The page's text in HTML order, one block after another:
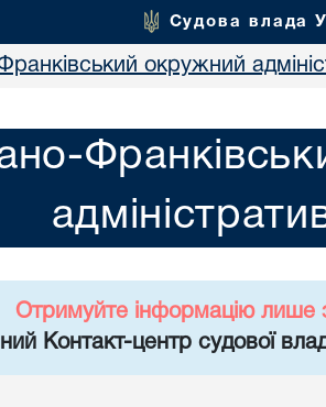
Судова влада
Франківський окружний
Отримуйте інформацію лише
Контакт-центр судової